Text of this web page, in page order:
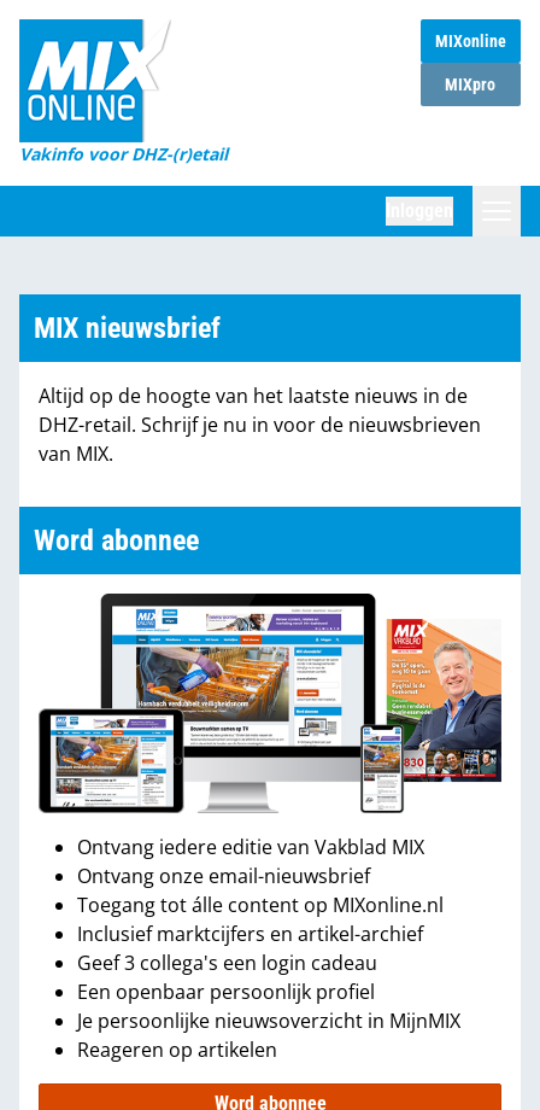
MIXonline
MIXpro
Vakinfo voor DHZ-(r)etail
Home
Magazines
DHZ Sessie
Marktcijfers
Partners
MIX nieuwsbrief
Altijd op de hoogte van het laatste nieuws in de
DHZ-retail. Schrijf je nu in voor de nieuwsbrieven
van MIX.
Word abonnee
Ontvang iedere editie van Vakblad MIX
Ontvang onze email-nieuwsbrief
Toegang tot álle content op MIXonline.nl
Inclusief marktcijfers en artikel-archief
Geef 3 collega's een login cadeau
Een openbaar persoonlijk profiel
Je persoonlijke nieuwsoverzicht in MijnMIX
Reageren op artikelen
Word abonnee